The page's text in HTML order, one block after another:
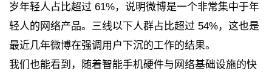
岁年轻人占比超过 61%，说明微博是一个非常集中于年
轻人的网络产品。三线以下人群占比超过 54%，这也是
最近几年微博在强调用户下沉的工作的结果。
我们也能看到，随着智能手机硬件与网络基础设施的快